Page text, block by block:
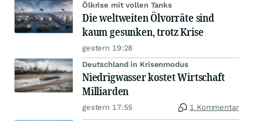
Ölkrise mit vollen Tanks
Die weltweiten Ölvorräte sind
kaum gesunken, trotz Krise
gestern 19:28
Deutschland in Krisenmodus
Niedrigwasser kostet Wirtschaft
Milliarden
gestern 17:55 1 Kommentar